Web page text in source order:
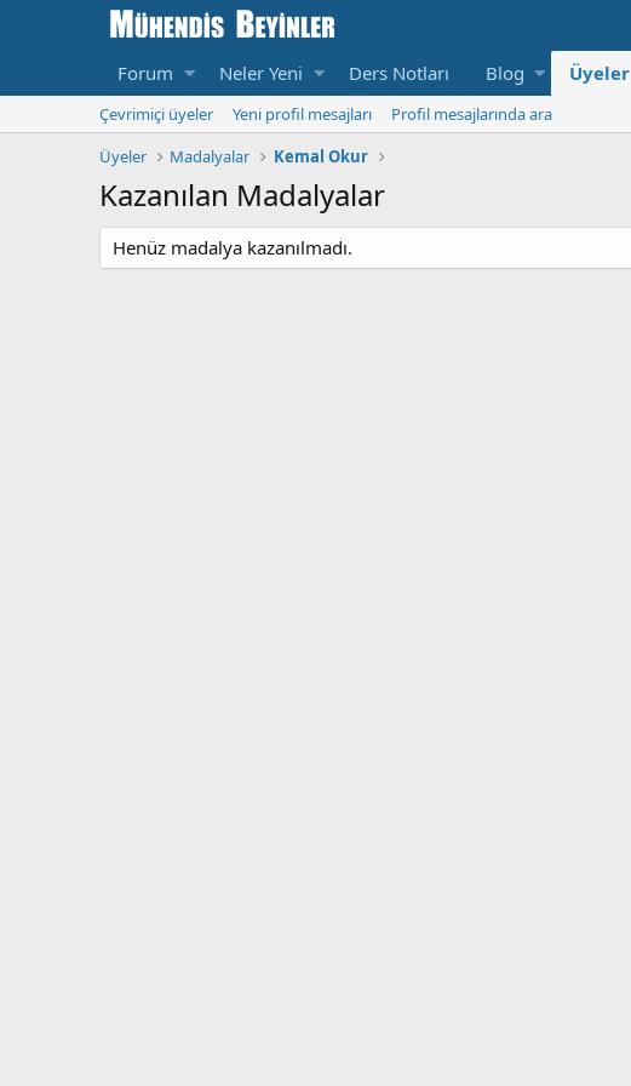
Forum Neler Yeni Ders Notları Blog Üyeler
Çevrimiçi üyeler Yeni profil mesajları
Profil mesajlarında ara
Üyeler
Madalyalar Kemal Okur
Kazanılan Madalyalar
Henüz madalya kazanılmadı.